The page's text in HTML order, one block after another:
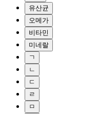
유산균
오메가
비타민
미네랄
ㄱ
ㄴ
ㄷ
ㄹ
ㅁ